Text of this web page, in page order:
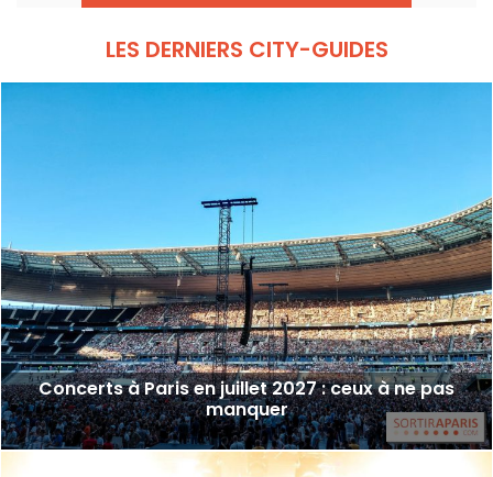
LES DERNIERS CITY-GUIDES
Concerts à Paris en juillet 2027 : ceux à ne pas
manquer